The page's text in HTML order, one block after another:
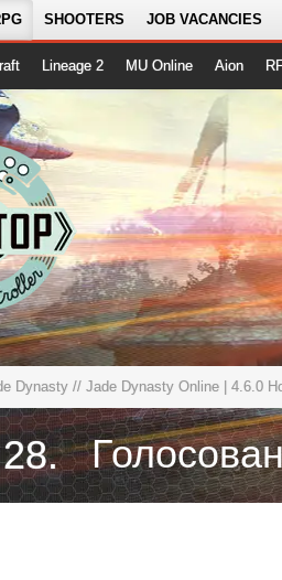
SHOOTERS JOB VACANCIES
Lineage 2 MU Online Aion
Dynasty // Jade Dynasty Online | 4.6.0
28.